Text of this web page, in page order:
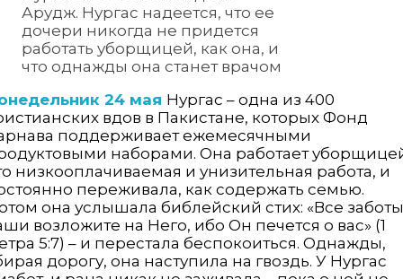
Арудж. Нургас надеется, что ее
дочери никогда не придется
работать уборщицей, как она, и
что однажды она станет врачом
24 мая Нургас – одна из 400
вдов в Пакистане, которых Фонд
поддерживает ежемесячными
наборами. Она работает
низко­оплачиваемая и унизительная работа, и
переживала, как содержать семью.
она услышала библейский стих: «Все заботы
возложите на Него, ибо Он печется о вас» (1
5:7) – и перестала беспокоиться. Однажды,
дорогу, она наступила на гвоздь. У Нургас